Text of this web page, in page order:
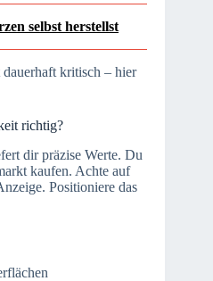
selbst herstellst
kritisch – hier
richtig?
dir präzise Werte. Du
kaufen. Achte auf
Positioniere das